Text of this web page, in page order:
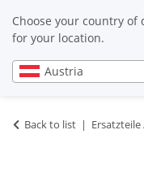
Choose your country
for your location.
Austria
Back to list